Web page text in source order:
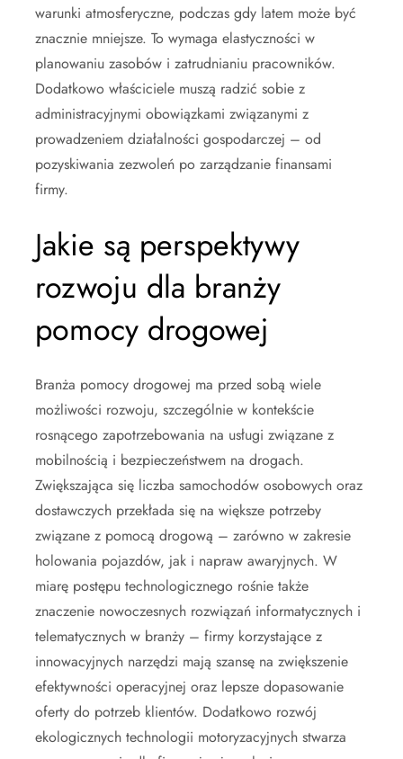
warunki atmosferyczne, podczas gdy latem może być
znacznie mniejsze. To wymaga elastyczności w
planowaniu zasobów i zatrudnianiu pracowników.
Dodatkowo właściciele muszą radzić sobie z
administracyjnymi obowiązkami związanymi z
prowadzeniem działalności gospodarczej – od
pozyskiwania zezwoleń po zarządzanie finansami
firmy.
Jakie są perspektywy
rozwoju dla branży
pomocy drogowej
Branża pomocy drogowej ma przed sobą wiele
możliwości rozwoju, szczególnie w kontekście
rosnącego zapotrzebowania na usługi związane z
mobilnością i bezpieczeństwem na drogach.
Zwiększająca się liczba samochodów osobowych oraz
dostawczych przekłada się na większe potrzeby
związane z pomocą drogową – zarówno w zakresie
holowania pojazdów, jak i napraw awaryjnych. W
miarę postępu technologicznego rośnie także
znaczenie nowoczesnych rozwiązań informatycznych i
telematycznych w branży – firmy korzystające z
innowacyjnych narzędzi mają szansę na zwiększenie
efektywności operacyjnej oraz lepsze dopasowanie
oferty do potrzeb klientów. Dodatkowo rozwój
ekologicznych technologii motoryzacyjnych stwarza